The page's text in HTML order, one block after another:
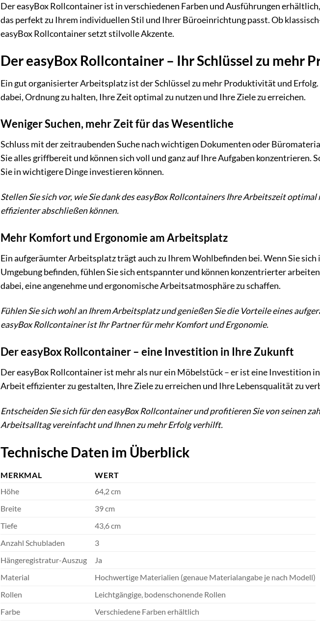
Der easyBox Rollcontainer ist in verschiedenen Farben und Ausführungen
das perfekt zu Ihrem individuellen Stil und Ihrer Büroeinrichtung passt. Ob
easyBox Rollcontainer setzt stilvolle Akzente.
Der easyBox Rollcontainer – Ihr Schlüssel zu mehr
Ein gut organisierter Arbeitsplatz ist der Schlüssel zu mehr Produktivität und
dabei, Ordnung zu halten, Ihre Zeit optimal zu nutzen und Ihre Ziele zu erreichen.
Weniger Suchen, mehr Zeit für das Wesentliche
Schluss mit der zeitraubenden Suche nach wichtigen Dokumenten oder
Sie alles griffbereit und können sich voll und ganz auf Ihre Aufgaben konzentrieren.
Sie in wichtigere Dinge investieren können.
Stellen Sie sich vor, wie Sie dank des easyBox Rollcontainers Ihre Arbeitszeit
effizienter abschließen können.
Mehr Komfort und Ergonomie am Arbeitsplatz
Ein aufgeräumter Arbeitsplatz trägt auch zu Ihrem Wohlbefinden bei. Wenn Sie
Umgebung befinden, fühlen Sie sich entspannter und können konzentrierter
dabei, eine angenehme und ergonomische Arbeitsatmosphäre zu schaffen.
Fühlen Sie sich wohl an Ihrem Arbeitsplatz und genießen Sie die Vorteile eines
easyBox Rollcontainer ist Ihr Partner für mehr Komfort und Ergonomie.
Der easyBox Rollcontainer – eine Investition in Ihre Zukunft
Der easyBox Rollcontainer ist mehr als nur ein Möbelstück – er ist eine Investition
Arbeit effizienter zu gestalten, Ihre Ziele zu erreichen und Ihre Lebensqualität zu
Entscheiden Sie sich für den easyBox Rollcontainer und profitieren Sie von seinen
Arbeitsalltag vereinfacht und Ihnen zu mehr Erfolg verhilft.
Technische Daten im Überblick
MERKMAL
WERT
Höhe
64,2 cm
Breite
39 cm
Tiefe
43,6 cm
Anzahl Schubladen
3
Hängeregistratur-Auszug
Ja
Material
Hochwertige Materialien (genaue Materialangabe je nach Modell)
Rollen
Leichtgängige, bodenschonende Rollen
Farbe
Verschiedene Farben erhältlich